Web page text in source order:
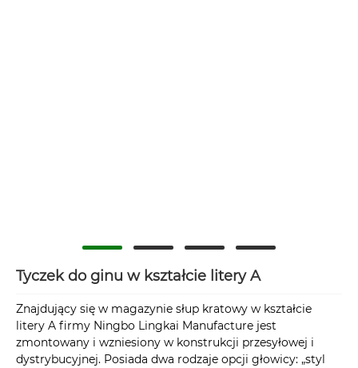
Tyczek do ginu w kształcie litery A
Znajdujący się w magazynie słup kratowy w kształcie
litery A firmy Ningbo Lingkai Manufacture jest
zmontowany i wzniesiony w konstrukcji przesyłowej i
dystrybucyjnej. Posiada dwa rodzaje opcji głowicy: „styl